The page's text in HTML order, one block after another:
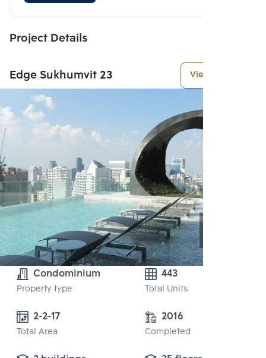
Project Details
Edge Sukhumvit 23 View More
Condominium
Property type
443
Total Units
2-2-17
Total Area
2016
Completed